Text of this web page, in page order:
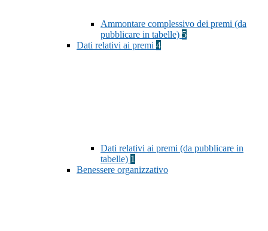
Ammontare complessivo dei premi (da
pubblicare in tabelle) 5
Dati relativi ai premi 4
Dati relativi ai premi (da pubblicare in
tabelle) 1
Benessere organizzativo